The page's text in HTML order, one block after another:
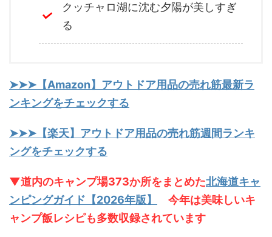
クッチャロ湖に沈む夕陽が美しすぎ
る
➤➤➤【Amazon】アウトドア用品の売れ筋最新ラ
ンキングをチェックする
➤➤➤【楽天】アウトドア用品の売れ筋週間ランキ
ングをチェックする
▼道内のキャンプ場373か所をまとめた北海道キャ
ンピングガイド【2026年版】
今年は美味しいキ
ャンプ飯レシピも多数収録されています